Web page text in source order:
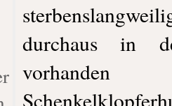
durchaus in